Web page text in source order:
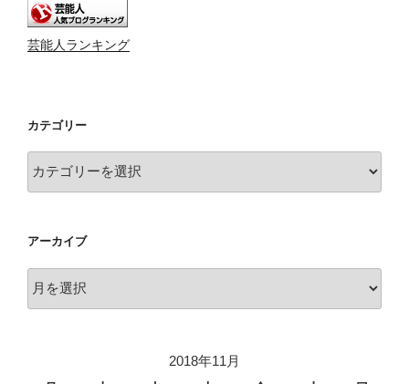
芸能人ランキング
カテゴリー
テ
ー
アーカイブ
ー
2018年11月